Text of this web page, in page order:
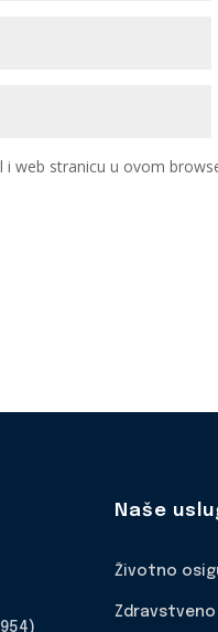
i web stranicu u ovom
Naše
Životno